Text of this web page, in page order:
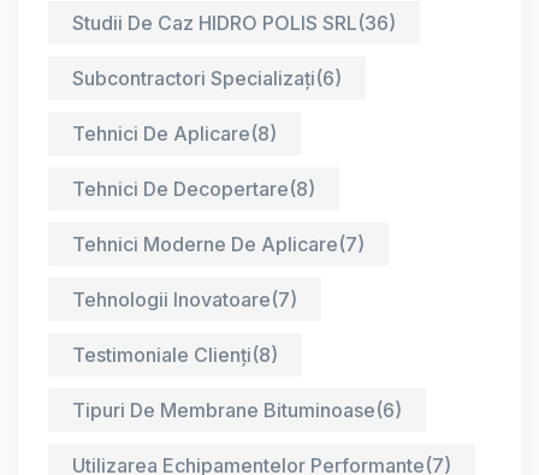
Studii De Caz HIDRO POLIS SRL(36)
Subcontractori Specializați(6)
Tehnici De Aplicare(8)
Tehnici De Decopertare(8)
Tehnici Moderne De Aplicare(7)
Tehnologii Inovatoare(7)
Testimoniale Clienți(8)
Tipuri De Membrane Bituminoase(6)
Utilizarea Echipamentelor Performante(7)